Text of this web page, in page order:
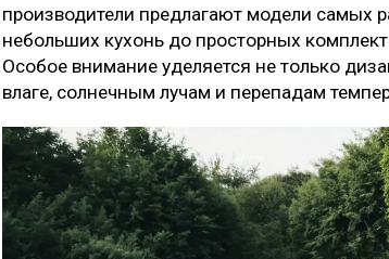
производители предлагают модели
небольших кухонь до просторных
Особое внимание уделяется не только
влаге, солнечным лучам и перепадам